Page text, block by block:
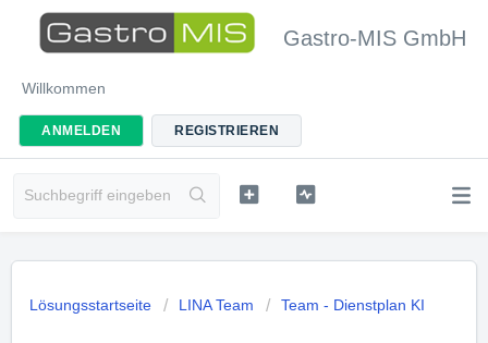
Gastro-MIS GmbH
Willkommen
ANMELDEN REGISTRIEREN
Lösungsstartseite LINA Team Team - Dienstplan KI